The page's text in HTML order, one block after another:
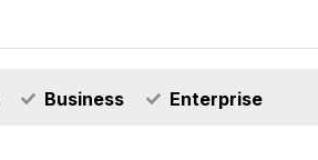
Business Enterprise